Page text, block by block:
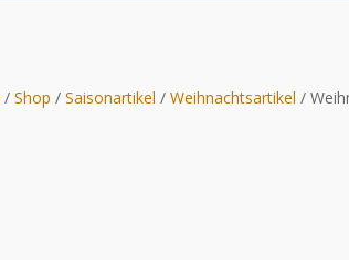
/Shop /Saisonartikel /Weihnachtsartikel /